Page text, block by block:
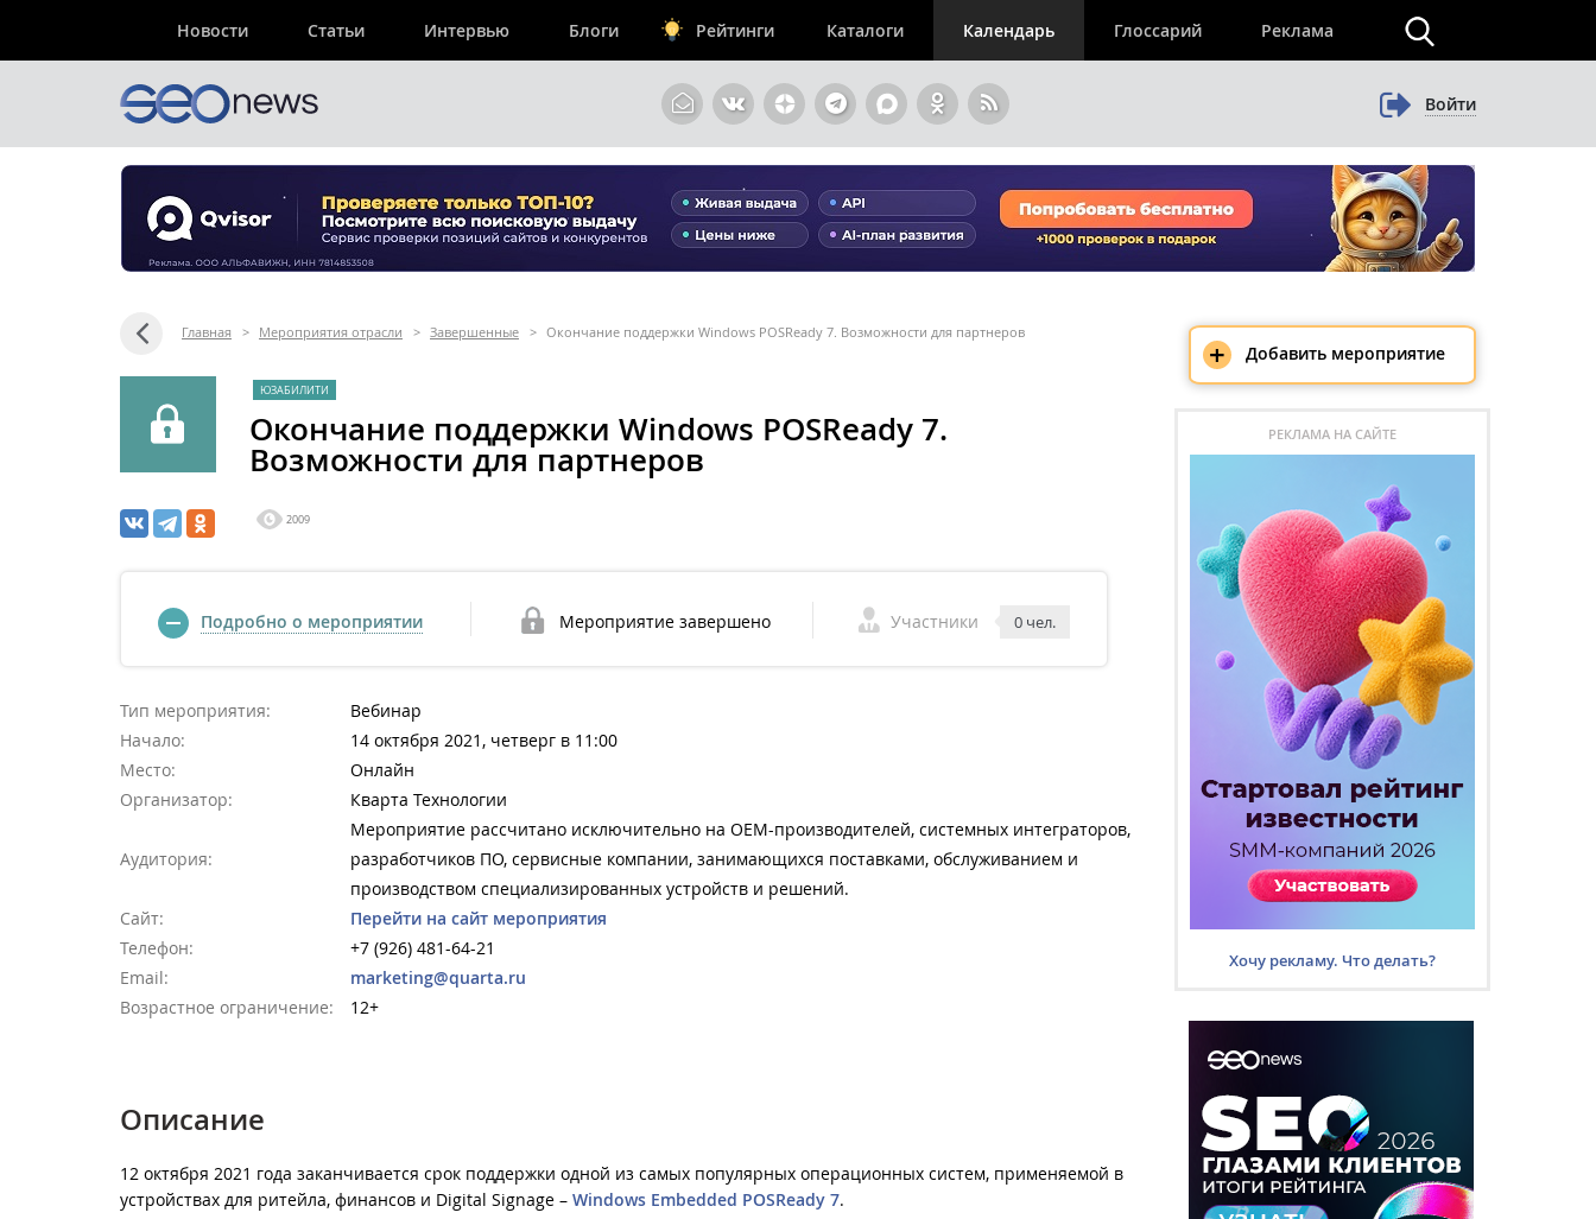
Новости Статьи Интервью Блоги Рейтинги Каталоги Календарь Глоссарий Реклама
Войти
Главная > Мероприятия отрасли > Завершенные > Окончание поддержки Windows POSReady 7. Возможности для партнеров
ЮЗАБИЛИТИ
Окончание поддержки Windows POSReady 7.
Возможности для партнеров
2009
Подробно о мероприятии Мероприятие завершено Участники 0 чел.
Тип мероприятия:
Вебинар
Начало:
14 октября 2021, четверг в 11:00
Место:
Онлайн
Организатор:
Кварта Технологии
Аудитория:
Мероприятие рассчитано исключительно на OEM-производителей, системных интеграторов,
разработчиков ПО, сервисные компании, занимающихся поставками, обслуживанием и
производством специализированных устройств и решений.
Сайт:
Перейти на сайт мероприятия
Телефон:
+7 (926) 481-64-21
Email:
marketing@quarta.ru
Возрастное ограничение:
12+
Описание
12 октября 2021 года заканчивается срок поддержки одной из самых популярных операционных систем, применяемой в
устройствах для ритейла, финансов и Digital Signage – Windows Embedded POSReady 7.
+ Добавить мероприятие
РЕКЛАМА НА САЙТЕ
Хочу рекламу. Что делать?